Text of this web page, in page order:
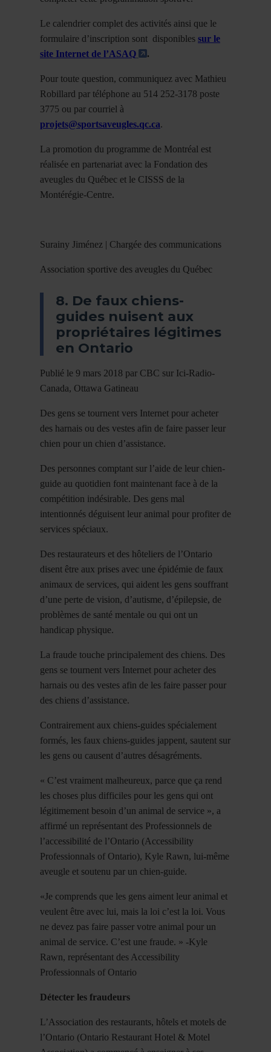
Le calendrier complet des activités ainsi que le
formulaire d’inscription sont disponibles sur le
site Internet de l’ASAQ
- Cet hyperlien s'ouvrira
.
Pour toute question, communiquez avec Mathieu
Robillard par téléphone au 514 252-3178 poste
3775 ou par courriel à
projets@sportsaveugles.qc.ca.
La promotion du programme de Montréal est
réalisée en partenariat avec la Fondation des
aveugles du Québec et le CISSS de la
Montérégie-Centre.
Surainy Jiménez | Chargée des communications
Association sportive des aveugles du Québec
8. De faux chiens-
guides nuisent aux
propriétaires légitimes
en Ontario
Publié le 9 mars 2018 par CBC sur Ici-Radio-
Canada, Ottawa Gatineau
Des gens se tournent vers Internet pour acheter
des harnais ou des vestes afin de faire passer leur
chien pour un chien d’assistance.
Des personnes comptant sur l’aide de leur chien-
guide au quotidien font maintenant face à de la
compétition indésirable. Des gens mal
intentionnés déguisent leur animal pour profiter de
services spéciaux.
Des restaurateurs et des hôteliers de l’Ontario
disent être aux prises avec une épidémie de faux
animaux de services, qui aident les gens souffrant
d’une perte de vision, d’autisme, d’épilepsie, de
problèmes de santé mentale ou qui ont un
handicap physique.
La fraude touche principalement des chiens. Des
gens se tournent vers Internet pour acheter des
harnais ou des vestes afin de les faire passer pour
des chiens d’assistance.
Contrairement aux chiens-guides spécialement
formés, les faux chiens-guides jappent, sautent sur
les gens ou causent d’autres désagréments.
« C’est vraiment malheureux, parce que ça rend
les choses plus difficiles pour les gens qui ont
légitimement besoin d’un animal de service », a
affirmé un représentant des Professionnels de
l’accessibilité de l’Ontario (Accessibility
Professionnals of Ontario), Kyle Rawn, lui-même
aveugle et soutenu par un chien-guide.
«Je comprends que les gens aiment leur animal et
veulent être avec lui, mais la loi c’est la loi. Vous
ne devez pas faire passer votre animal pour un
animal de service. C’est une fraude. » -Kyle
Rawn, représentant des Accessibility
Professionnals of Ontario
Détecter les fraudeurs
L’Association des restaurants, hôtels et motels de
l’Ontario (Ontario Restaurant Hotel & Motel